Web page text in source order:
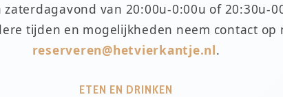
zaterdagavond van 20:00u-0:00u of 20:30u-
tijden en mogelijkheden neem contact op
reserveren@hetvierkantje.nl.
ETEN EN DRINKEN